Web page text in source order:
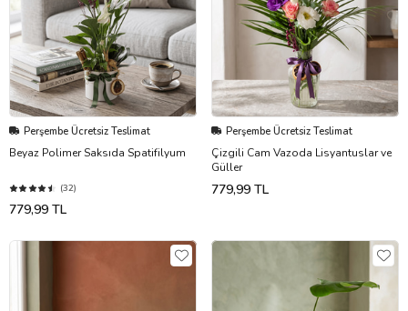
Perşembe Ücretsiz Teslimat
Beyaz Polimer Saksıda Spatifilyum
(32)
779,99 TL
Perşembe Ücretsiz Teslimat
Çizgili Cam Vazoda Lisyantuslar ve
Güller
779,99 TL